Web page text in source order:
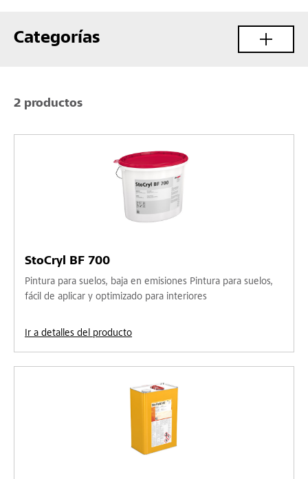
Categorías
2 productos
StoCryl BF 700
Pintura para suelos, baja en emisiones Pintura para suelos,
fácil de aplicar y optimizado para interiores
Ir a detalles del producto